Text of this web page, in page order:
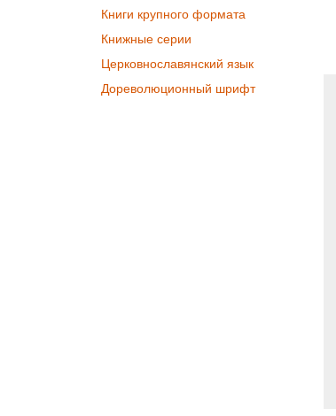
Книги крупного формата
Книжные серии
Церковнославянский язык
Дореволюционный шрифт